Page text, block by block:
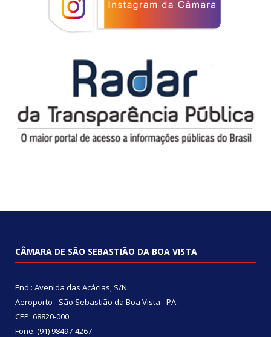
CÂMARA DE SÃO SEBASTIÃO DA BOA VISTA
End.: Avenida das Acácias, S/N.
Aeroporto - São Sebastião da Boa Vista - PA
CEP: 68820-000
Fone: (91) 98497-4267